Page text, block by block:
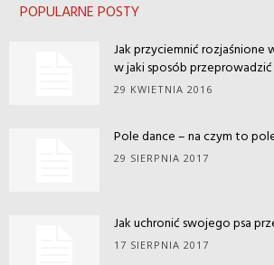
POPULARNE POSTY
Jak przyciemnić rozjaśnione
w jaki sposób przeprowadzić
29 KWIETNIA 2016
Pole dance – na czym to
29 SIERPNIA 2017
Jak uchronić swojego psa
17 SIERPNIA 2017